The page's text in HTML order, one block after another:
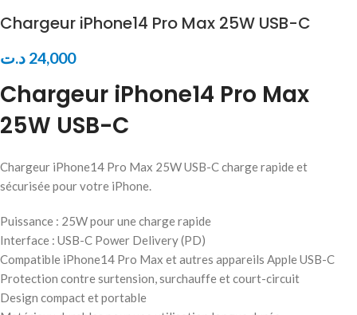
Chargeur iPhone14 Pro Max 25W USB-C
24,000 د.ت
Chargeur iPhone14 Pro Max
25W USB-C
Chargeur iPhone14 Pro Max 25W USB-C charge rapide et
sécurisée pour votre iPhone.
Puissance : 25W pour une charge rapide
Interface : USB-C Power Delivery (PD)
Compatible iPhone14 Pro Max et autres appareils Apple USB-C
Protection contre surtension, surchauffe et court-circuit
Design compact et portable